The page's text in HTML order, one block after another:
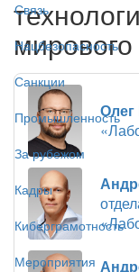
Связь
Нацбезопасность
Санкции
Промышленность
За рубежом
Кадры
Киберграмотность
Мероприятия